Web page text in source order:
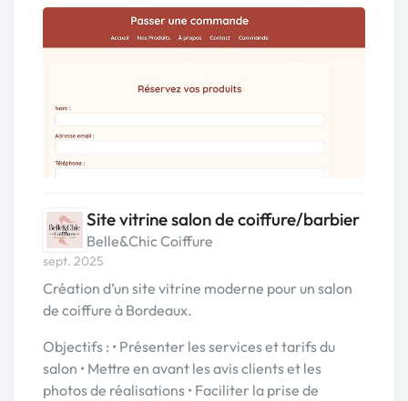
Site vitrine salon de coiffure/barbier
Belle&Chic Coiffure
sept. 2025
Création d’un site vitrine moderne pour un salon
de coiffure à Bordeaux.
Objectifs : • Présenter les services et tarifs du
salon • Mettre en avant les avis clients et les
photos de réalisations • Faciliter la prise de